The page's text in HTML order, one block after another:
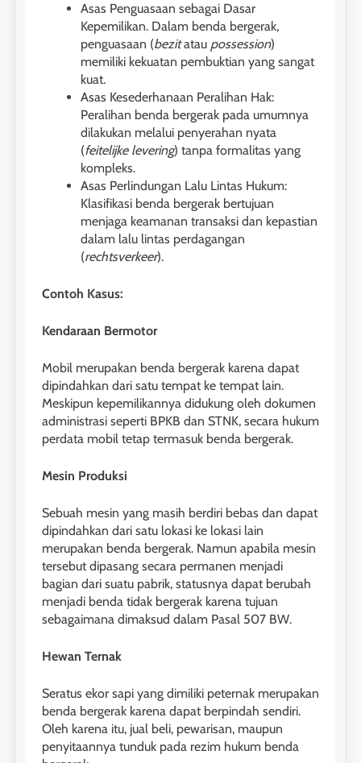
Asas Penguasaan sebagai Dasar
Kepemilikan. Dalam benda bergerak,
penguasaan (bezitatau possession)
memiliki kekuatan pembuktian yang sangat
kuat.
Asas Kesederhanaan Peralihan Hak:
Peralihan benda bergerak pada umumnya
dilakukan melalui penyerahan nyata
(feitelijke levering) tanpa formalitas yang
kompleks.
Asas Perlindungan Lalu Lintas Hukum:
Klasifikasi benda bergerak bertujuan
menjaga keamanan transaksi dan kepastian
dalam lalu lintas perdagangan
(rechtsverkeer).
Contoh Kasus:
Kendaraan Bermotor
Mobil merupakan benda bergerak karena dapat
dipindahkan dari satu tempat ke tempat lain.
Meskipun kepemilikannya didukung oleh dokumen
administrasi seperti BPKB dan STNK, secara hukum
perdata mobil tetap termasuk benda bergerak.
Mesin Produksi
Sebuah mesin yang masih berdiri bebas dan dapat
dipindahkan dari satu lokasi ke lokasi lain
merupakan benda bergerak. Namun apabila mesin
tersebut dipasang secara permanen menjadi
bagian dari suatu pabrik, statusnya dapat berubah
menjadi benda tidak bergerak karena tujuan
sebagaimana dimaksud dalam Pasal 507 BW.
Hewan Ternak
Seratus ekor sapi yang dimiliki peternak merupakan
benda bergerak karena dapat berpindah sendiri.
Oleh karena itu, jual beli, pewarisan, maupun
penyitaannya tunduk pada rezim hukum benda